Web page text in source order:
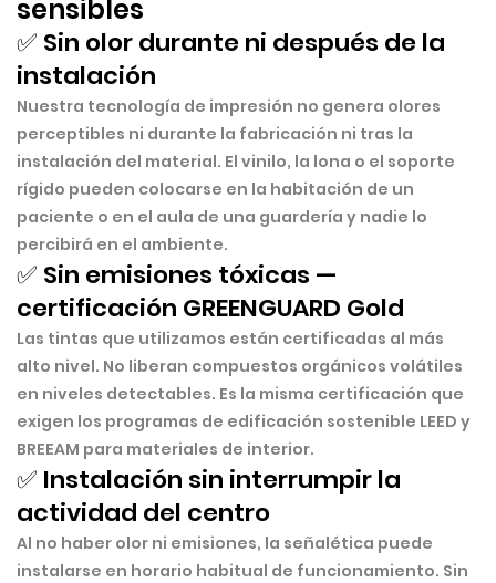
sensibles
✅ Sin olor durante ni después de la
instalación
Nuestra tecnología de impresión no genera olores
perceptibles ni durante la fabricación ni tras la
instalación del material. El vinilo, la lona o el soporte
rígido pueden colocarse en la habitación de un
paciente o en el aula de una guardería y nadie lo
percibirá en el ambiente.
✅ Sin emisiones tóxicas —
certificación GREENGUARD Gold
Las tintas que utilizamos están certificadas al más
alto nivel. No liberan compuestos orgánicos volátiles
en niveles detectables. Es la misma certificación que
exigen los programas de edificación sostenible LEED y
BREEAM para materiales de interior.
✅ Instalación sin interrumpir la
actividad del centro
Al no haber olor ni emisiones, la señalética puede
instalarse en horario habitual de funcionamiento. Sin